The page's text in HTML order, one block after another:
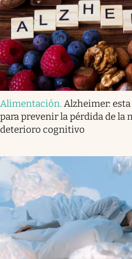
Alimentación. Alzheimer:
para prevenir la pérdida de la
deterioro cognitivo